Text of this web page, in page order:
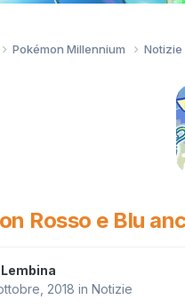
Pokémon Millennium Notizie
Rosso e Blu
Lembina
2018 in Notizie